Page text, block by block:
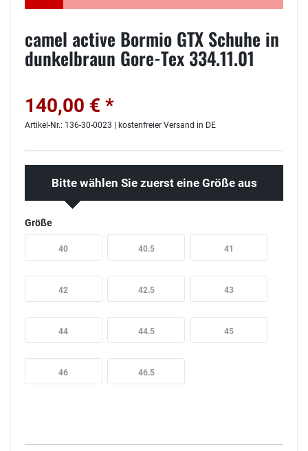
camel active Bormio GTX Schuhe in
dunkelbraun Gore-Tex 334.11.01
140,00 € *
Artikel-Nr.: 136-30-0023 | kostenfreier Versand in DE
Bitte wählen Sie zuerst eine Größe aus
Größe
40 40.5 41
42 42.5 43
44 44.5 45
46 46.5